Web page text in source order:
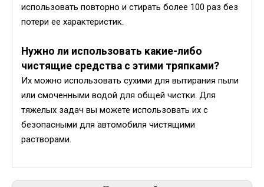
использовать повторно и стирать более 100 раз без
потери ее характеристик.
Нужно ли использовать какие-либо
чистящие средства с этими тряпками?
Их можно использовать сухими для вытирания пыли
или смоченными водой для общей чистки. Для
тяжелых задач вы можете использовать их с
безопасными для автомобиля чистящими
растворами.